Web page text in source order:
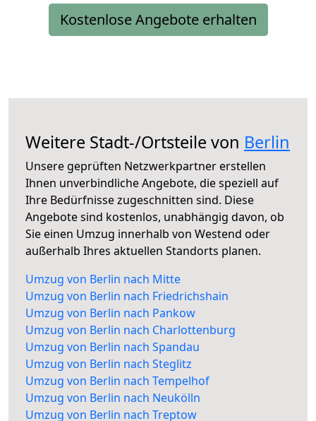
Kostenlose Angebote erhalten
Weitere Stadt-/Ortsteile von Berlin
Unsere geprüften Netzwerkpartner erstellen
Ihnen unverbindliche Angebote, die speziell auf
Ihre Bedürfnisse zugeschnitten sind. Diese
Angebote sind kostenlos, unabhängig davon, ob
Sie einen Umzug innerhalb von Westend oder
außerhalb Ihres aktuellen Standorts planen.
Umzug von Berlin nach Mitte
Umzug von Berlin nach Friedrichshain
Umzug von Berlin nach Pankow
Umzug von Berlin nach Charlottenburg
Umzug von Berlin nach Spandau
Umzug von Berlin nach Steglitz
Umzug von Berlin nach Tempelhof
Umzug von Berlin nach Neukölln
Umzug von Berlin nach Treptow